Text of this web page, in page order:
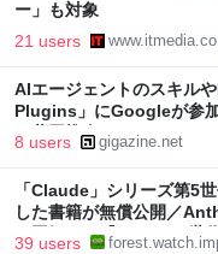
ー」も対象
21 users
AIエージェントのスキル
Plugins」にGoogleが参
と共同推進
8 users gigazine.net
「Claude」シリーズ第5
した書籍が無償公開／
で図解した『Claude 5世
39 users